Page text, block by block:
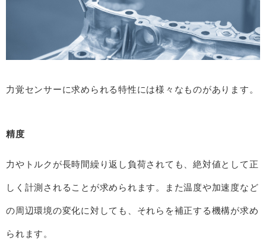
力覚センサーに求められる特性には様々なものがあります。
精度
力やトルクが長時間繰り返し負荷されても、絶対値として正
しく計測されることが求められます。また温度や加速度など
の周辺環境の変化に対しても、それらを補正する機構が求め
られます。